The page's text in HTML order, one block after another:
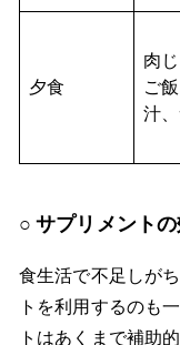
夕食
肉じ
ご
汁
サプリメント
食生活で不足しが
トを利用するのも
トはあくまで補助